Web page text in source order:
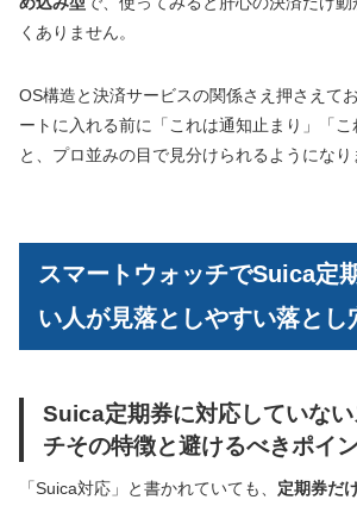
くありません。
OS構造と決済サービスの関係さえ押さえて
ートに入れる前に「これは通知止まり」「こ
と、プロ並みの目で見分けられるようになり
スマートウォッチでSuica定
い人が見落としやすい落とし
Suica定期券に対応していな
チその特徴と避けるべきポイ
「Suica対応」と書かれていても、 定期券だ